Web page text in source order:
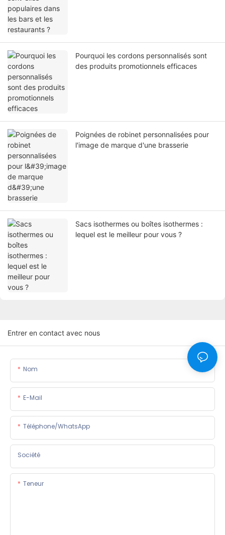
Pourquoi les cordons personnalisés sont
des produits promotionnels efficaces
Poignées de robinet personnalisées pour
l'image de marque d'une brasserie
Sacs isothermes ou boîtes isothermes :
lequel est le meilleur pour vous ?
Entrer en contact avec nous
Nom
E-Mail
Téléphone/WhatsApp
Société
Teneur